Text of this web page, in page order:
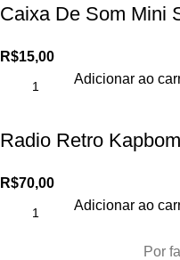
Caixa De Som Mini
R$15,00
Adicionar ao
Radio Retro
R$70,00
Adicionar ao
Por